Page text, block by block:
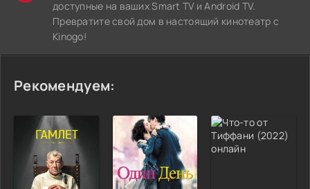
доступные на ваших Smart TV и Android TV.
Превратите свой дом в настоящий кинотеатр с
Kinogo!
Рекомендуем: